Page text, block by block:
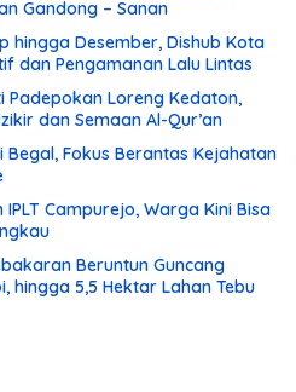
Gandong – Sanan
hingga Desember, Dishub Kota
dan Pengamanan Lalu Lintas
Padepokan Loreng Kedaton,
dan Semaan Al-Qur’an
Begal, Fokus Berantas Kejahatan
IPLT Campurejo, Warga Kini Bisa
Beruntun Guncang
hingga 5,5 Hektar Lahan Tebu